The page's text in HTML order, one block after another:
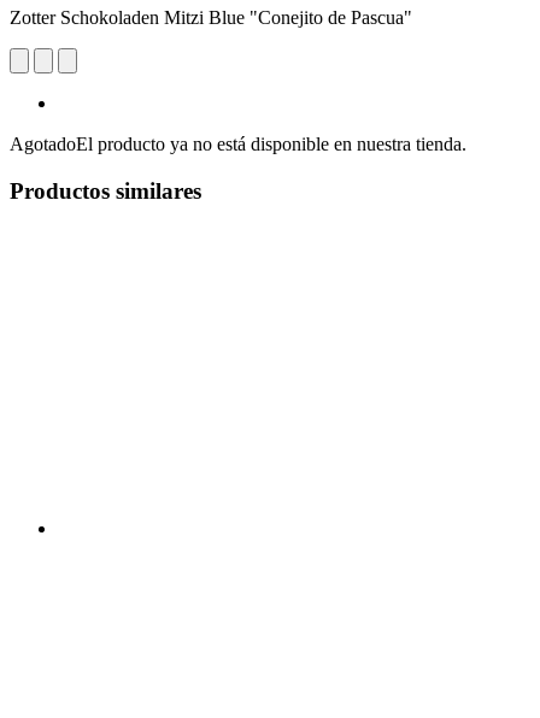
Zotter Schokoladen Mitzi Blue "Conejito de Pascua"
AgotadoEl producto ya no está disponible en nuestra tienda.
Productos similares